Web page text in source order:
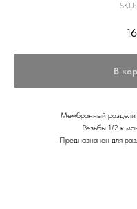
SKU:
В
Мембранный
Резьбы 1/2 к
Предназначен для